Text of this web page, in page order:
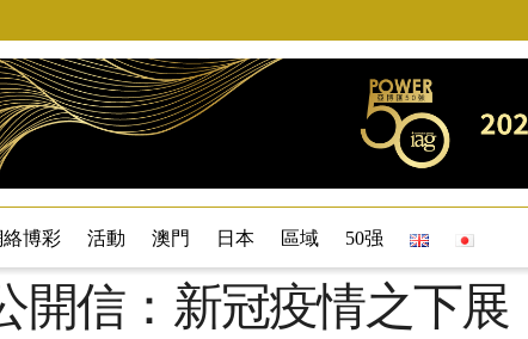
絡博彩 活動 澳門 日本 區域 50强
開信：新冠疫情之下展